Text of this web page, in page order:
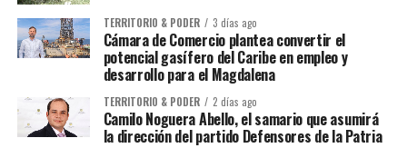
TERRITORIO & PODER 3 días ago
Cámara de Comercio plantea convertir el
potencial gasífero del Caribe en empleo y
desarrollo para el Magdalena
TERRITORIO & PODER 2 días ago
Camilo Noguera Abello, el samario que asumirá
la dirección del partido Defensores de la Patria